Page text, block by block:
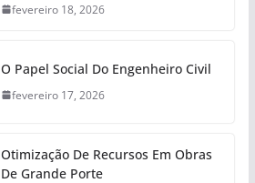
fevereiro 18, 2026
O Papel Social Do Engenheiro Civil
fevereiro 17, 2026
Otimização De Recursos Em Obras
De Grande Porte